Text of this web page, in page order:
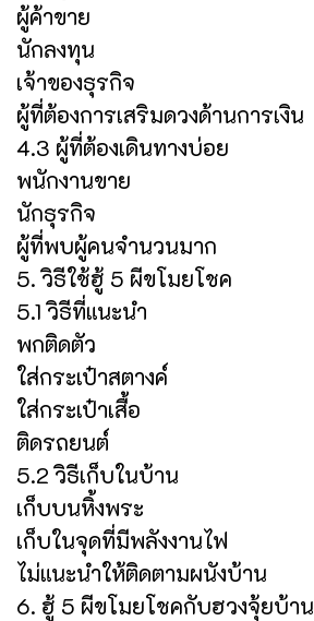
ผู้ค้าขาย
นักลงทุน
เจ้าของธุรกิจ
ผู้ที่ต้องการเสริมดวงด้านการเงิน
4.3 ผู้ที่ต้องเดินทางบ่อย
พนักงานขาย
นักธุรกิจ
ผู้ที่พบผู้คนจำนวนมาก
5. วิธีใช้ฮู้ 5 ผีขโมยโชค
5.1 วิธีที่แนะนำ
พกติดตัว
ใส่กระเป๋าสตางค์
ใส่กระเป๋าเสื้อ
ติดรถยนต์
5.2 วิธีเก็บในบ้าน
เก็บบนหิ้งพระ
เก็บในจุดที่มีพลังงานไฟ
ไม่แนะนำให้ติดตามผนังบ้าน
6. ฮู้ 5 ผีขโมยโชคกับฮวงจุ้ยบ้าน